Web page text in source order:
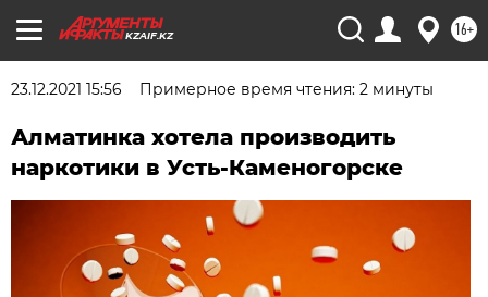
KZAIF.KZ 16+
23.12.2021 15:56 Примерное время чтения: 2 минуты
Алматинка хотела производить
наркотики в Усть-Каменогорске